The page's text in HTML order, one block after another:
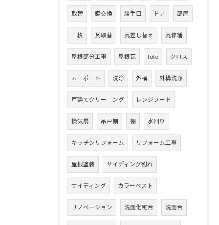
取替 鍵交換 勝手口 ドア 部屋
一枚 瓦取替 瓦差し替え 瓦修繕
屋根部分工事 屋根瓦 toto クロス
カーポート 洗浄 外構 外構洗浄
戸建てクリーニング レンジフード
換気扇 吊戸棚 棚 水回り
キッチンリフォーム リフォーム工事
屋根塗装 サイディング割れ
サイディング カラーベスト
リノベーション 洗面化粧台 洗面台